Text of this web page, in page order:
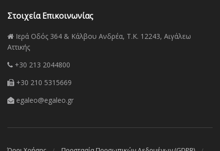
Στοιχεία Επικοινωνίας
Ιερά Οδός 364 & Κάλβου Ανδρέα, Τ.Κ. 12243, Αιγάλεω
Αττικής
+30 213 2044800
+30 210 5315669
egaleo@egaleo.gr